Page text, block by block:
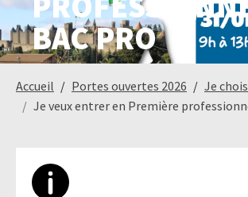
BAC PRO
Accueil Portes ouvertes 2026
Je
Je veux entrer en Première